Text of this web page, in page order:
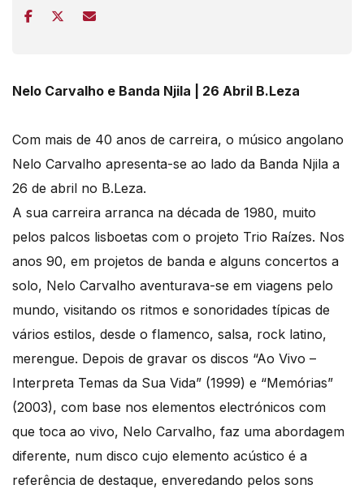
Nelo Carvalho e Banda Njila | 26 Abril B.Leza
Com mais de 40 anos de carreira, o músico angolano
Nelo Carvalho apresenta-se ao lado da Banda Njila a
26 de abril no B.Leza.
A sua carreira arranca na década de 1980, muito
pelos palcos lisboetas com o projeto Trio Raízes. Nos
anos 90, em projetos de banda e alguns concertos a
solo, Nelo Carvalho aventurava-se em viagens pelo
mundo, visitando os ritmos e sonoridades típicas de
vários estilos, desde o flamenco, salsa, rock latino,
merengue. Depois de gravar os discos “Ao Vivo –
Interpreta Temas da Sua Vida” (1999) e “Memórias”
(2003), com base nos elementos electrónicos com
que toca ao vivo, Nelo Carvalho, faz uma abordagem
diferente, num disco cujo elemento acústico é a
referência de destaque, enveredando pelos sons